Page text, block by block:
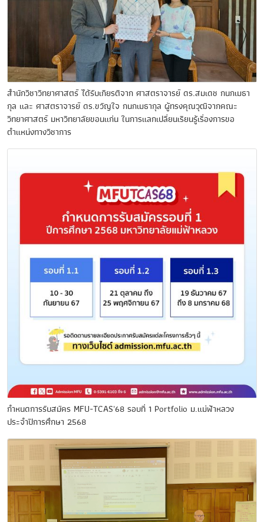
สำนักวิชาวิทยาศาสตร์ ได้รับเกียรติจาก ศาสตราจารย์ ดร.สมเดช กนกเมธา
กุล และ ศาสตราจารย์ ดร.ขวัญใจ กนกเมธากุล ผู้ทรงคุณวุฒิจากคณะ
วิทยาศาสตร์ มหาวิทยาลัยขอนแก่น ในการแลกเปลี่ยนเรียนรู้เรื่องการขอ
ตำแหน่งทางวิชาการ
กำหนดการรับสมัคร MFU-TCAS'68 รอบที่ 1 Portfolio ม.แม่ฟ้าหลวง
ประจำปีการศึกษา 2568